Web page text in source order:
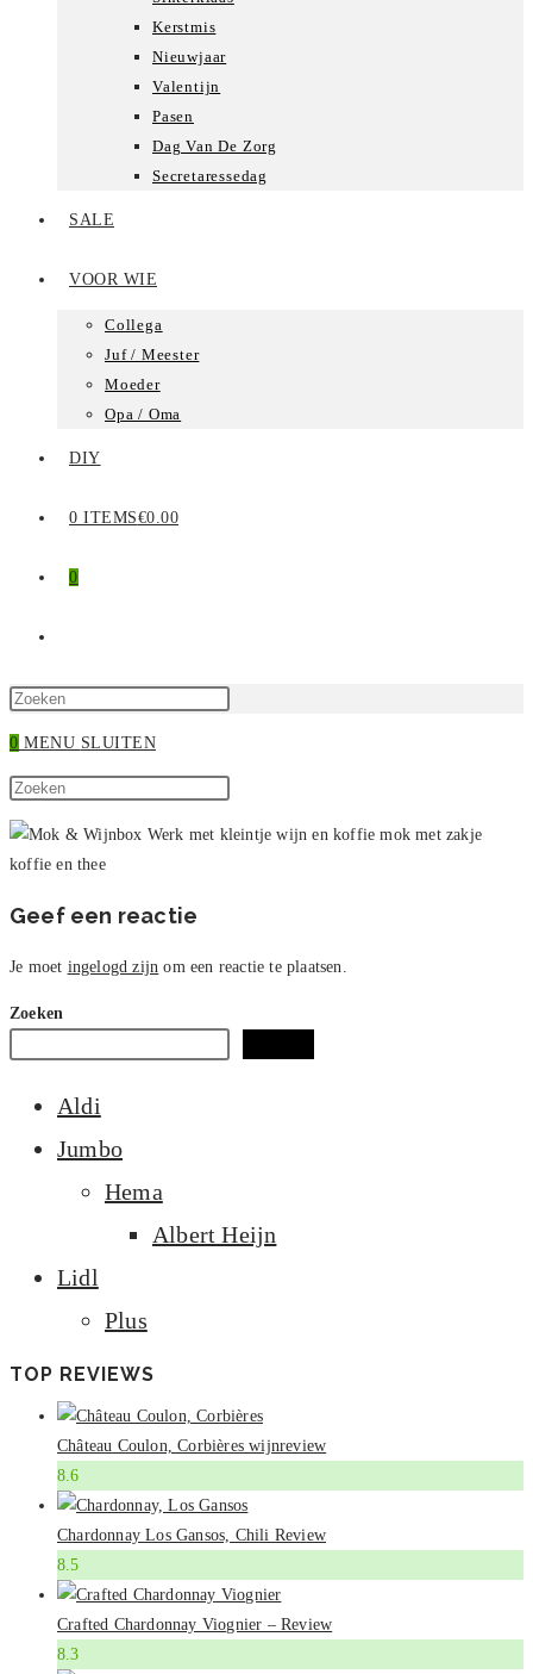
Kerstmis
Nieuwjaar
Valentijn
Pasen
Dag Van De Zorg
Secretaressedag
SALE
VOOR WIE
Collega
Juf / Meester
Moeder
Opa / Oma
DIY
0 ITEMS€0.00
0
ZOEKEN
zoekpaneel
0 MENU SLUITEN
Zoek
op
Escape
te
Geef een reactie
Je moet ingelogd zijn om een reactie te plaatsen.
Zoeken
Aldi
Jumbo
Hema
Albert Heijn
Lidl
Plus
TOP REVIEWS
Château Coulon, Corbières wijnreview
8.6
Chardonnay Los Gansos, Chili Review
8.5
Crafted Chardonnay Viognier – Review
8.3